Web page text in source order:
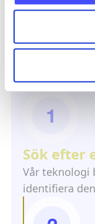
Hur
Sök efter
Vår teknologi
identifiera